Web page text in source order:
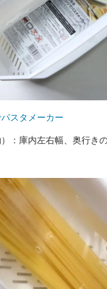
スタメーカー
：庫内左右幅、奥行き